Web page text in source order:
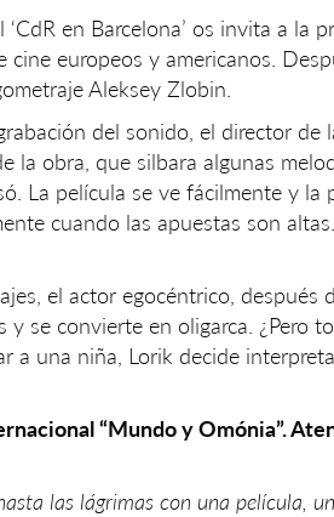
en Barcelona’ os invita a la
cine europeos y americanos.
Aleksey Zlobin.
del sonido, el director de
la obra, que silbara algunas
La película se ve fácilmente y la
cuando las apuestas son altas.
el actor egocéntrico, después
se convierte en oligarca. ¿Pero
a una niña, Lorik decide
“Mundo y Omónia”.
las lágrimas con una película,